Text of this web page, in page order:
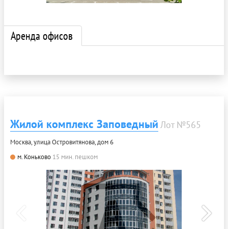
Аренда офисов
Жилой комплекс Заповедный Лот №565
Москва, улица Островитянова, дом 6
м. Коньково 15 мин. пешком